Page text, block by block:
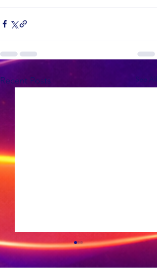
Recent Posts See All